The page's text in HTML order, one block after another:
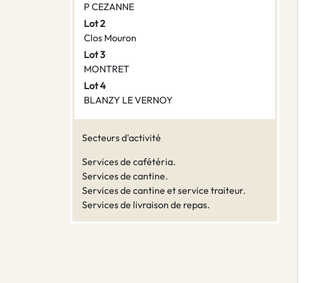
P CEZANNE
Lot 2
Clos Mouron
Lot 3
MONTRET
Lot 4
BLANZY LE VERNOY
Secteurs d'activité
Services de cafétéria.
Services de cantine.
Services de cantine et service traiteur.
Services de livraison de repas.